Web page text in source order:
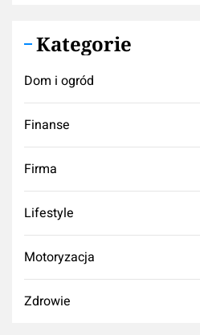
Kategorie
Dom i ogród
Finanse
Firma
Lifestyle
Motoryzacja
Zdrowie